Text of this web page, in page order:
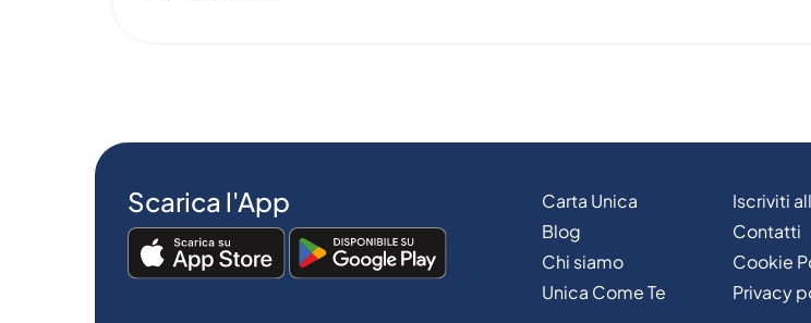
Scarica l'App
Carta Unica
Blog
Chi siamo
Unica Come Te
Iscriviti
Contatti
Cookie
Privacy